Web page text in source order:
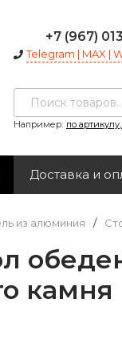
+7 (967)
Telegram | MAX |
Например: по
Доставка и
из алюминия /
камня